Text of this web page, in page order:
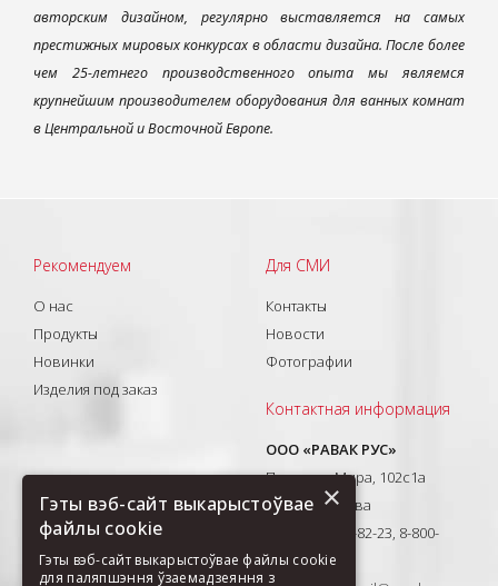
авторским дизайном, регулярно выставляется на самых
престижных мировых конкурсах в области дизайна. После более
чем 25-летнего производственного опыта мы являемся
крупнейшим производителем оборудования для ванных комнат
в Центральной и Восточной Европе.
Рекомендуем
О нас
Продукты
Новинки
Изделия под заказ
Для СМИ
Контакты
Новости
Фотографии
Контактная информация
ООО «РАВАК РУС»
Проспект Мира, 102с1а
129626, Москва
T: +7(495) 710-82-23, 8-800-
333-41-51
×
Гэты вэб-сайт выкарыстоўвае
файлы cookie
Гэты вэб-сайт выкарыстоўвае файлы cookie
для паляпшэння ўзаемадзеяння з